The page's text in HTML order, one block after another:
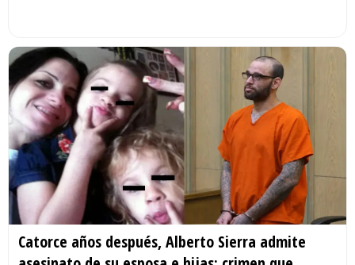
Catorce años después, Alberto Sierra admite